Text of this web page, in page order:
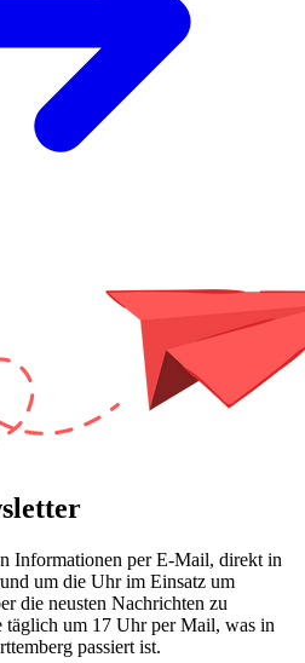
Informationen per E-Mail, direkt in
um die Uhrim Einsatz um
die neusten Nachrichten zu
täglich um 17 Uhrper Mail, was in
passiert ist.